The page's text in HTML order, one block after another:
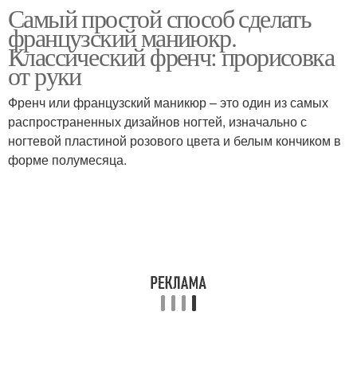
Самый простой способ сделать
французский маниюкр.
Классический френч: прорисовка
от руки
Френч или французский маникюр – это один из самых
распространенных дизайнов ногтей, изначально с
ногтевой пластиной розового цвета и белым кончиком в
форме полумесяца.